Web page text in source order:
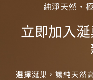
純淨天然・
立即加入
選擇涎巢，讓純天然